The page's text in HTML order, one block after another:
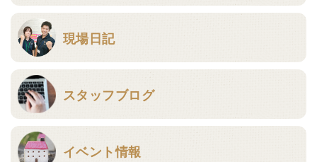
現場日記
スタッフブログ
イベント情報